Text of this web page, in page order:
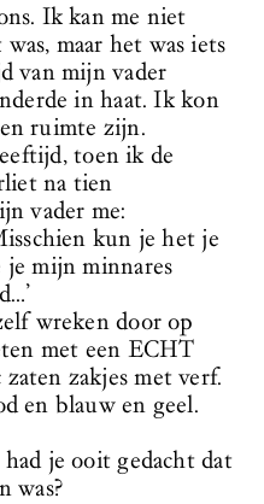
Ik kan me niet
maar het was iets
van mijn vader
in haat. Ik kon
ruimte zijn.
toen ik de
na tien
vader me:
kun je het je
mijn minnares
wreken door op
met een ECHT
zakjes met verf.
en blauw en geel.
je ooit gedacht dat
was?